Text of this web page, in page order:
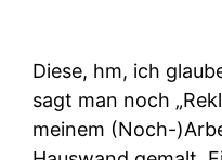
Diese, hm, ich
sagt man noch
meinem (Noch-